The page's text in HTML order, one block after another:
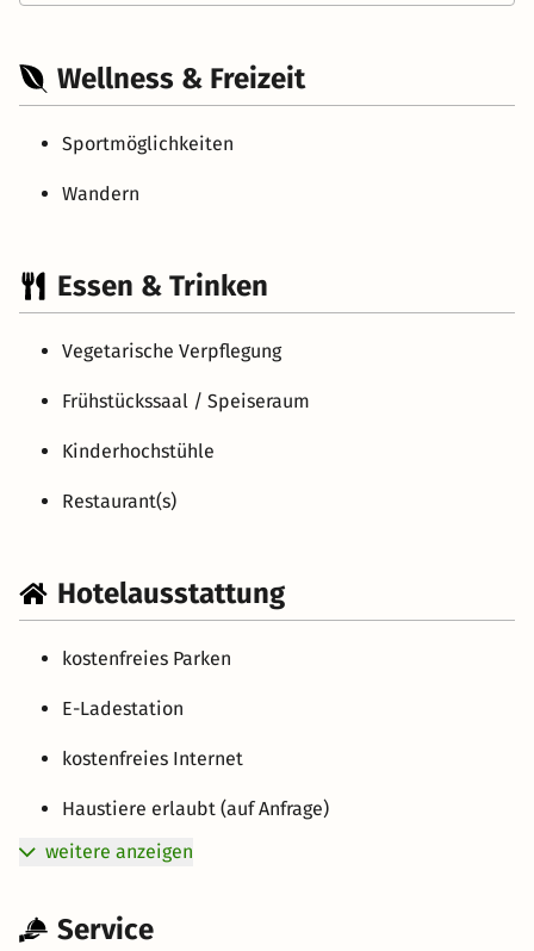
Wellness & Freizeit
Sportmöglichkeiten
Wandern
Essen & Trinken
Vegetarische Verpflegung
Frühstückssaal / Speiseraum
Kinderhochstühle
Restaurant(s)
Hotelausstattung
kostenfreies Parken
E-Ladestation
kostenfreies Internet
Haustiere erlaubt (auf Anfrage)
weitere anzeigen
Service